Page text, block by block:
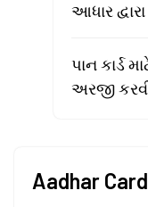
આધાર
પાન કાર્ડ
અરજી
Aadhar